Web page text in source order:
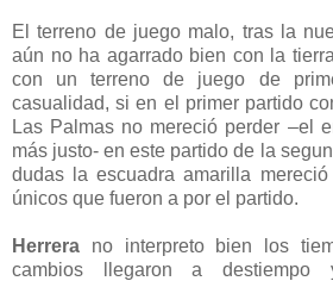
El terreno de juego malo, tras la
aún no ha agarrado bien con la
con un terreno de juego de
casualidad, si en el primer partido
Las Palmas no mereció perder –el
más justo- en este partido de la
dudas la escuadra amarilla
únicos que fueron a por el partido.
Herrera no interpreto bien los
cambios llegaron a